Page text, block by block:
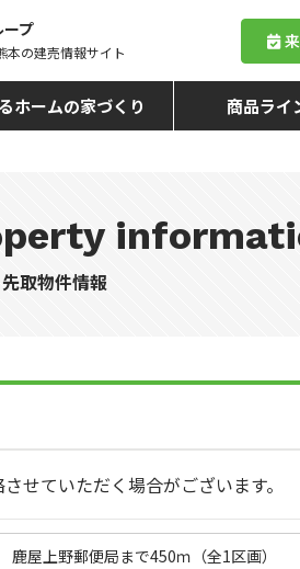
プ
本の建売情報サイト
ホームの家づくり 商品ライ
先取物件情報
せていただく場合がございます。
屋上野郵便局まで450ｍ（全1区画）